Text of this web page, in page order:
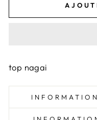
top nagai